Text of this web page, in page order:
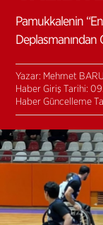
Pamukkalenin
Deplasmanından
Yazar: Mehmet
Haber Giriş Tarihi:
Haber Güncelleme